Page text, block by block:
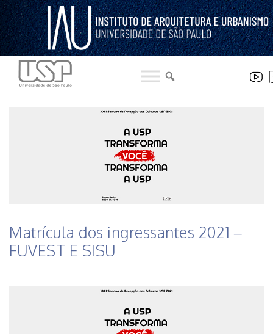
Pular
para
o
conteúdo
Matrícula dos ingressantes 2021 –
FUVEST E SISU